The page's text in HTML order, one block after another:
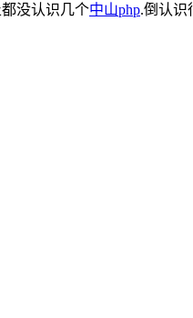
没认识几个中山php.倒认识